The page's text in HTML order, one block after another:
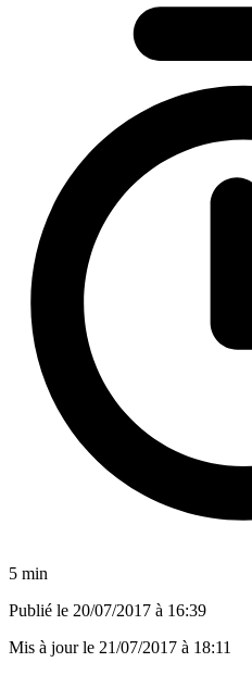
5 min
Publié le 20/07/2017 à 16:39
Mis à jour le 21/07/2017 à 18:11